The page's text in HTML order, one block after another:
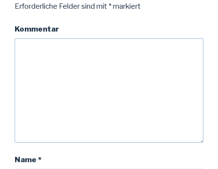
Erforderliche Felder sind mit *markiert
Kommentar
Name *